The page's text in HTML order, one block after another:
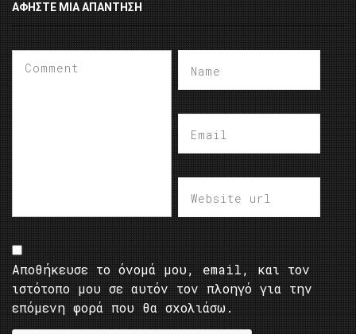
ΑΦΉΣΤΕ ΜΙΑ ΑΠΆΝΤΗΣΗ
Αποθήκευσε το όνομά μου, email, και τον
ιστότοπο μου σε αυτόν τον πλοηγό για την
επόμενη φορά που θα σχολιάσω.